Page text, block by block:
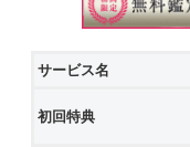
サービス名
初回特典